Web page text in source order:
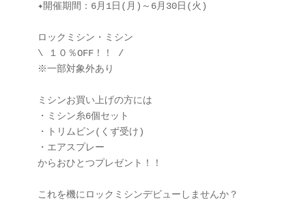
✦開催期間：6月1日(月)～6月30日(火)
ロックミシン・ミシン
\ １０％OFF！！ /
※一部対象外あり
ミシンお買い上げの方には
・ミシン糸6個セット
・トリムビン(くず受け)
・エアスプレー
からおひとつプレゼント！！
これを機にロックミシンデビューしませんか？